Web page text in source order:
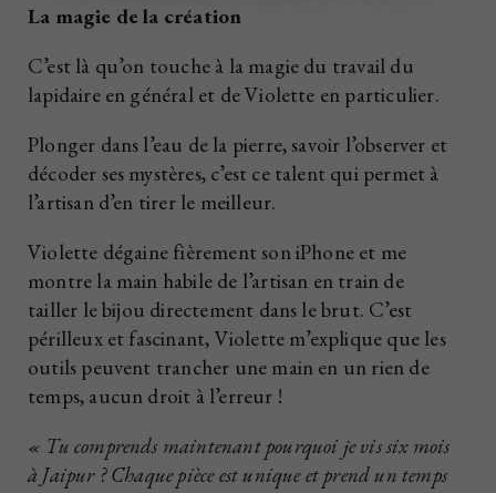
La magie de la création
C’est là qu’on touche à la magie du travail du
lapidaire en général et de Violette en particulier.
Plonger dans l’eau de la pierre, savoir l’observer et
décoder ses mystères, c’est ce talent qui permet à
l’artisan d’en tirer le meilleur.
Violette dégaine fièrement son iPhone et me
montre la main habile de l’artisan en train de
tailler le bijou directement dans le brut. C’est
périlleux et fascinant, Violette m’explique que les
outils peuvent trancher une main en un rien de
temps, aucun droit à l’erreur !
« Tu comprends maintenant pourquoi je vis six mois
à Jaipur ? Chaque pièce est unique et prend un temps